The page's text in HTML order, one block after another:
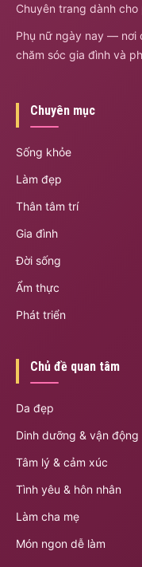
Chuyên trang dành cho
Phụ nữ ngày nay — nơi
chăm sóc gia đình và
Chuyên mục
Sống khỏe
Làm đẹp
Thân tâm trí
Gia đình
Đời sống
Ẩm thực
Phát triển
Chủ đề quan tâm
Da đẹp
Dinh dưỡng & vận động
Tâm lý & cảm xúc
Tình yêu & hôn nhân
Làm cha mẹ
Món ngon dễ làm